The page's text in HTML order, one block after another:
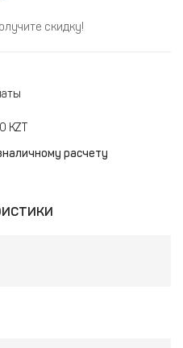
скидку!
KZT
расчету